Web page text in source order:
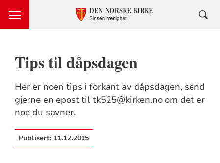
Tips til dåpsdagen
Her er noen tips i forkant av dåpsdagen, send
gjerne en epost til tk525@kirken.no om det er
noe du savner.
Publisert: 11.12.2015